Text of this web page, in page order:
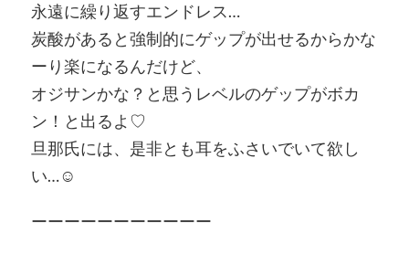
永遠に繰り返すエンドレス…
炭酸があると強制的にゲップが出せるからかな
ーり楽になるんだけど、
オジサンかな？と思うレベルのゲップがボカ
ン！と出るよ♡
旦那氏には、是非とも耳をふさいでいて欲し
い…☺
ーーーーーーーーーーー